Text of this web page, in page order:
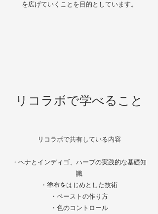
​を広げていくことを目的としています。
​リコラボで学べること
リコラボで共有している内容
・ヘナとインディゴ、ハーブの実践的な基礎知
識
・塗布をはじめとした技術
・ペーストの作り方
・色のコントロール